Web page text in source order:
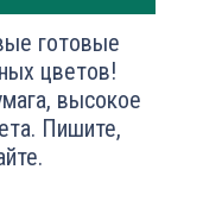
готовые
цветов!
высокое
Пишите,